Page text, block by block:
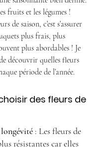
fruits et les légumes !
de saison, c’est s’assurer
plus frais, plus
plus abordables ! Je
découvrir quelles fleurs
période de l’année.
des fleurs de
: Les fleurs de
résistantes car elles